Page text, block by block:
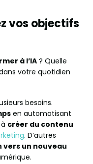
vos objectifs
à l’IA ? Quelle
votre quotidien
besoins.
en automatisant
créer du contenu
. D’autres
vers un nouveau